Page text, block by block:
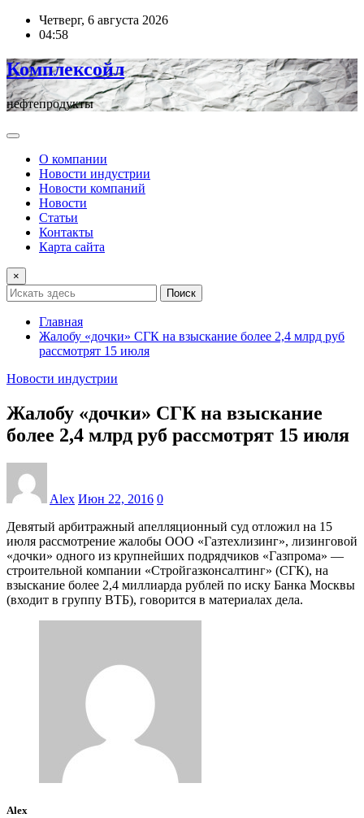
ПерейтиЧетверг, 6 августа 2026
04:58
Комплексойл
нефтепродукты
О компании
Новости индустрии
Новости компаний
Новости
Статьи
Контакты
Карта сайта
×
Поиск
Главная
Жалобу «дочки» СГК на взыскание более 2,4 млрд руб
рассмотрят 15 июля
Новости индустрии
Жалобу «дочки» СГК на взыскание
более 2,4 млрд руб рассмотрят 15 июля
Alex Июн 22, 2016 0
Девятый арбитражный апелляционный суд отложил на 15
июля рассмотрение жалобы ООО «Газтехлизинг», лизинговой
«дочки» одного из крупнейших подрядчиков «Газпрома» —
строительной компании «Стройгазконсалтинг» (СГК), на
взыскание более 2,4 миллиарда рублей по иску Банка Москвы
(входит в группу ВТБ), говорится в материалах дела.
Alex